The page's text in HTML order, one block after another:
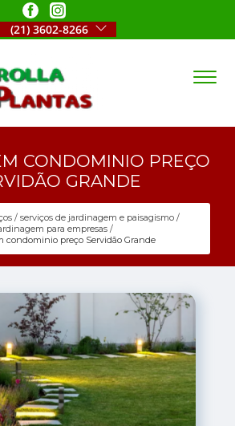
(21) 3602-8266
CONDOMINIO PREÇO
GRANDE
serviços de jardinagem e paisagismo
para empresas
condominio preço Servidão Grande